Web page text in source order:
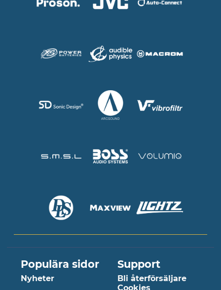
Populära sidor
Nyheter
Support
Bli återförsäljare
Cookies